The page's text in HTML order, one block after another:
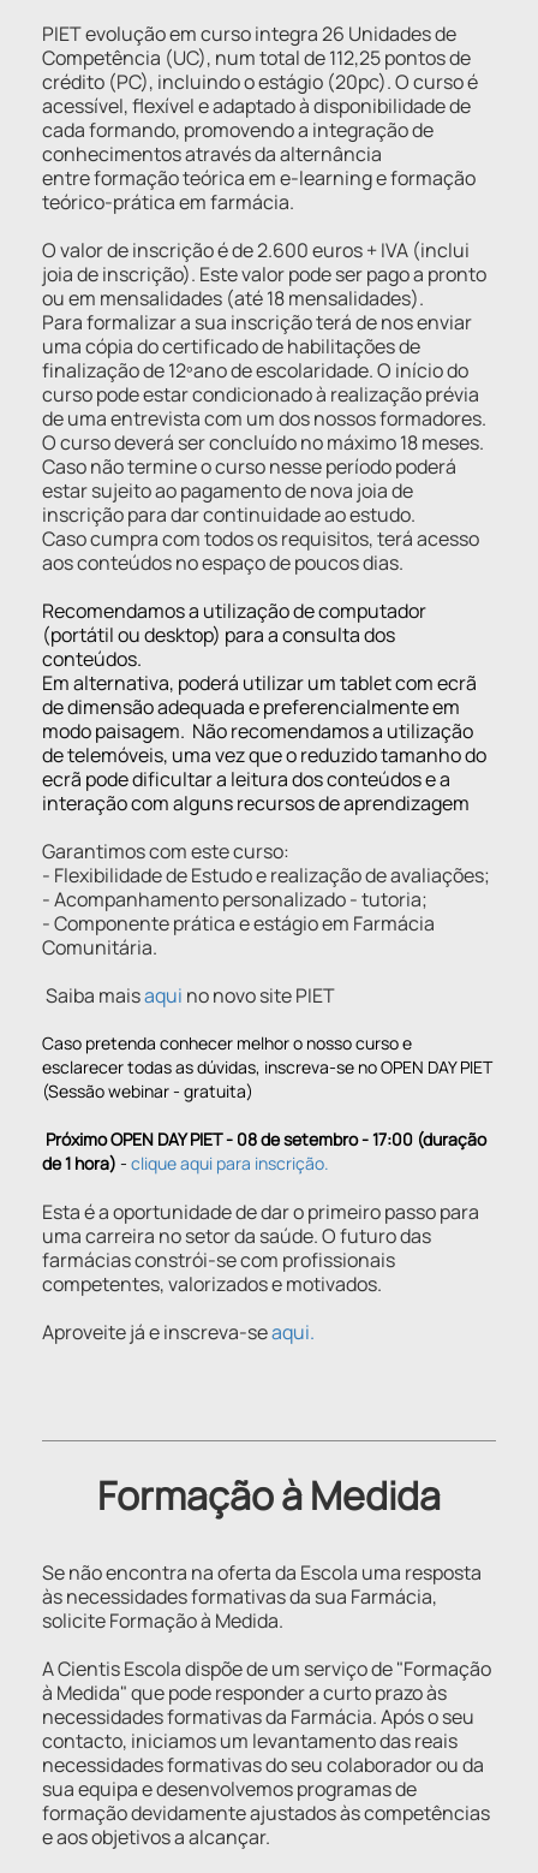
PIET evolução em curso integra 26 Unidades de
Competência (UC), num total de 112,25 pontos de
crédito (PC), incluindo o estágio (20pc). O curso é
acessível, flexível e adaptado à disponibilidade de
cada formando, promovendo a integração de
conhecimentos através da alternância
entre formação teórica em e-learning e formação
teórico-prática em farmácia.
O valor de inscrição é de 2.600 euros + IVA (inclui
joia de inscrição). Este valor pode ser pago a pronto
ou em mensalidades (até 18 mensalidades).
Para formalizar a sua inscrição terá de nos enviar
uma cópia do certificado de habilitações de
finalização de 12ºano de escolaridade. O início do
curso pode estar condicionado à realização prévia
de uma entrevista com um dos nossos formadores.
O curso deverá ser concluído no máximo 18 meses.
Caso não termine o curso nesse período poderá
estar sujeito ao pagamento de nova joia de
inscrição para dar continuidade ao estudo.
Caso cumpra com todos os requisitos, terá acesso
aos conteúdos no espaço de poucos dias.
Recomendamos a utilização de computador
(portátil ou desktop) para a consulta dos
conteúdos.
Em alternativa, poderá utilizar um tablet com ecrã
de dimensão adequada e preferencialmente em
modo paisagem. Não recomendamos a utilização
de telemóveis, uma vez que o reduzido tamanho do
ecrã pode dificultar a leitura dos conteúdos e a
interação com alguns recursos de aprendizagem
Garantimos com este curso:
- Flexibilidade de Estudo e realização de avaliações;
- Acompanhamento personalizado - tutoria;
- Componente prática e estágio em Farmácia
Comunitária.
Saiba maisaqui no novo site PIET
Caso pretenda conhecer melhor o nosso curso e
esclarecer todas as dúvidas, inscreva-se no OPEN DAY PIET
(Sessão webinar - gratuita)
Próximo OPEN DAY PIET - 08 de setembro - 17:00 (duração
de 1 hora) - clique aqui para inscrição.
Esta é a oportunidade de dar o primeiro passo para
uma carreira no setor da saúde. O futuro das
farmácias constrói-se com profissionais
competentes, valorizados e motivados.
Aproveite já e inscreva-seaqui.
Formação à Medida
Se não encontra na oferta da Escola uma resposta
às necessidades formativas da sua Farmácia,
solicite Formação à Medida.
A Cientis Escola dispõe de um serviço de "Formação
à Medida" que pode responder a curto prazo às
necessidades formativas da Farmácia. Após o seu
contacto, iniciamos um levantamento das reais
necessidades formativas do seu colaborador ou da
sua equipa e desenvolvemos programas de
formação devidamente ajustados às competências
e aos objetivos a alcançar.